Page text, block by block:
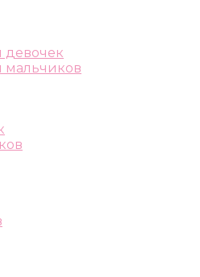
девочек
мальчиков